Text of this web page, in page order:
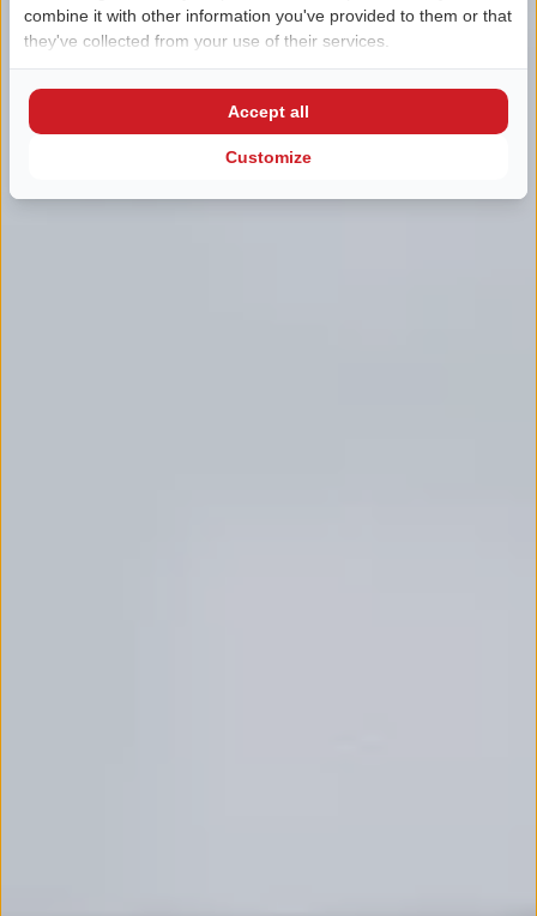
combine it with other information you've provided to them or that
they've collected from your use of their services.
Customize
Accept all